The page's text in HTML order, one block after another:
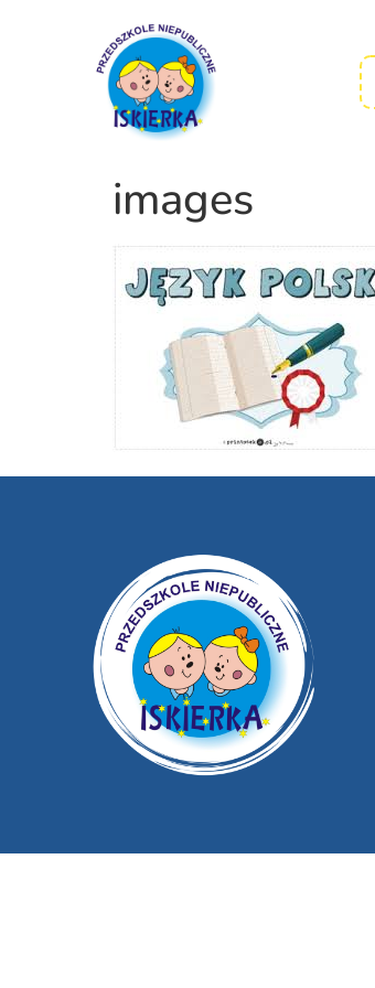
images